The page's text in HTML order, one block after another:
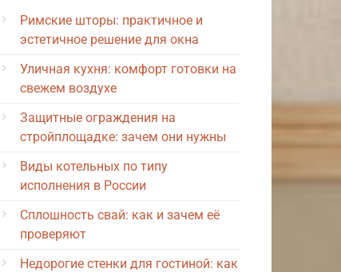
Римские шторы: практичное и
эстетичное решение для окна
Уличная кухня: комфорт готовки на
свежем воздухе
Защитные ограждения на
стройплощадке: зачем они нужны
Виды котельных по типу
исполнения в России
Сплошность свай: как и зачем её
проверяют
Недорогие стенки для гостиной: как